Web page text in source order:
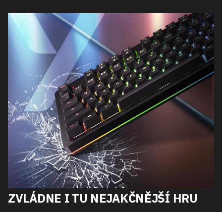
ZVLÁDNE I TU NEJAKČNĚJŠÍ HRU